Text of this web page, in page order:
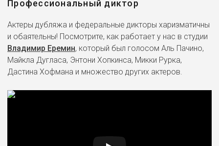
Профессиональный диктор
Актеры дубляжа и федеральные дикторы харизматичны
и обаятельны! Посмотрите, как работает у нас в студии
Владимир Еремин, который был голосом Аль Пачино,
Майкла Дугласа, Энтони Хопкинса, Микки Рурка,
Дастина Хофмана и множество других актеров.